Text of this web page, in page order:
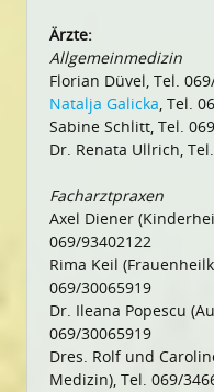
Ärzte:
Allgemeinmedizin
Florian Düvel, Tel.
Natalja Galicka, Tel.
Sabine Schlitt, Tel.
Dr. Renata Ullrich,
Facharztpraxen
Axel Diener
069/93402122
Rima Keil
069/30065919
Dr. Ileana Popescu
069/30065919
Dres. Rolf und
Medizin), Tel. 069/